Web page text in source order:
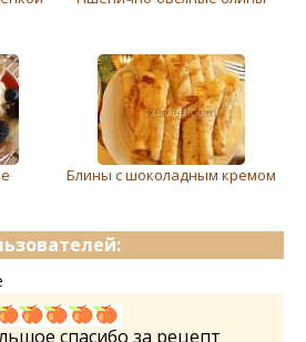
Блины с шоколадным кремом
спасибо за рецепт